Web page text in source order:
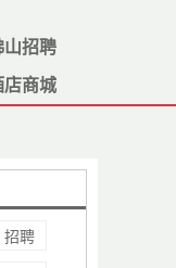
山招聘
店商城
招聘